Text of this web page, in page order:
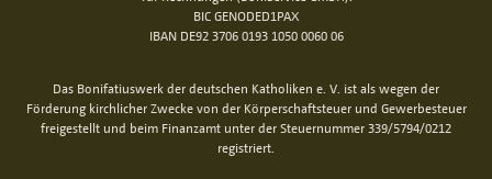
BIC GENODED1PAX
IBAN DE92 3706 0193 1050 0060 06
Das Bonifatiuswerk der deutschen Katholiken e. V. ist als wegen der
Förderung kirchlicher Zwecke von der Körperschaftsteuer und Gewerbesteuer
freigestellt und beim Finanzamt unter der Steuernummer 339/5794/0212
registriert.